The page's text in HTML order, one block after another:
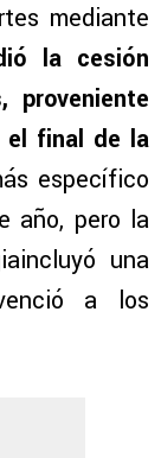
mediante
la cesión
proveniente
el final de la
específico
año, pero la
una
a los